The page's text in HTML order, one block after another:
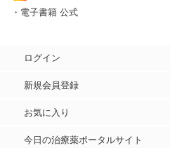
・電子書籍 公式
ログイン
新規会員登録
お気に入り
今日の治療薬ポータルサイト